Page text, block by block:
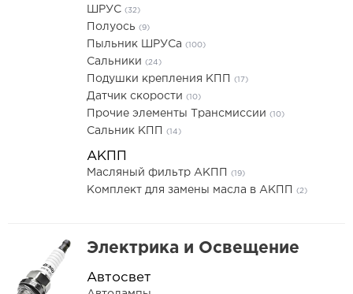
ШРУС (32)
Полуось (9)
Пыльник ШРУСа (100)
Сальники (24)
Подушки крепления КПП (17)
Датчик скорости (10)
Прочие элементы Трансмиссии (10)
Сальник КПП (14)
АКПП
Масляный фильтр АКПП (19)
Комплект для замены масла в АКПП (2)
Электрика и Освещение
Автосвет